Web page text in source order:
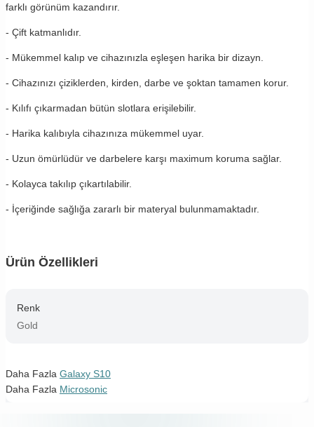
farklı görünüm kazandırır.
- Çift katmanlıdır.
- Mükemmel kalıp ve cihazınızla eşleşen harika bir dizayn.
- Cihazınızı çiziklerden, kirden, darbe ve şoktan tamamen korur.
- Kılıfı çıkarmadan bütün slotlara erişilebilir.
- Harika kalıbıyla cihazınıza mükemmel uyar.
- Uzun ömürlüdür ve darbelere karşı maximum koruma sağlar.
- Kolayca takılıp çıkartılabilir.
- İçeriğinde sağlığa zararlı bir materyal bulunmamaktadır.
Ürün Özellikleri
Renk
Gold
Daha Fazla Galaxy S10
Daha Fazla Microsonic